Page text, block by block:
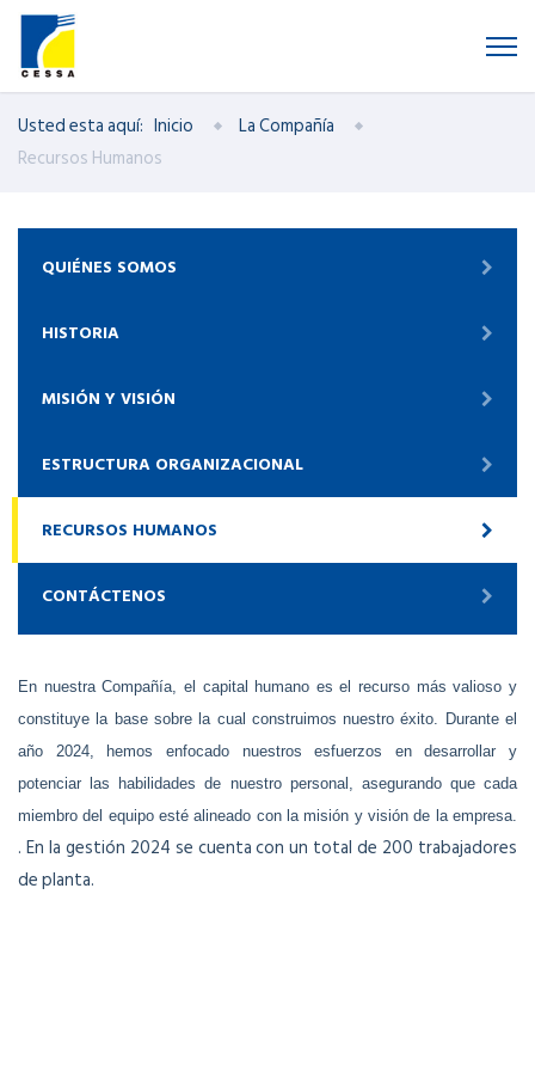
Usted esta aquí: Inicio
La Compañía
Recursos Humanos
QUIÉNES SOMOS
HISTORIA
MISIÓN Y VISIÓN
ESTRUCTURA ORGANIZACIONAL
RECURSOS HUMANOS
CONTÁCTENOS
En nuestra Compañía, el capital humano es el recurso más valioso y
constituye la base sobre la cual construimos nuestro éxito. Durante el
año 2024, hemos enfocado nuestros esfuerzos en desarrollar y
potenciar las habilidades de nuestro personal, asegurando que cada
miembro del equipo esté alineado con la misión y visión de la empresa.
. En la gestión 2024 se cuenta con un total de 200 trabajadores
de planta.